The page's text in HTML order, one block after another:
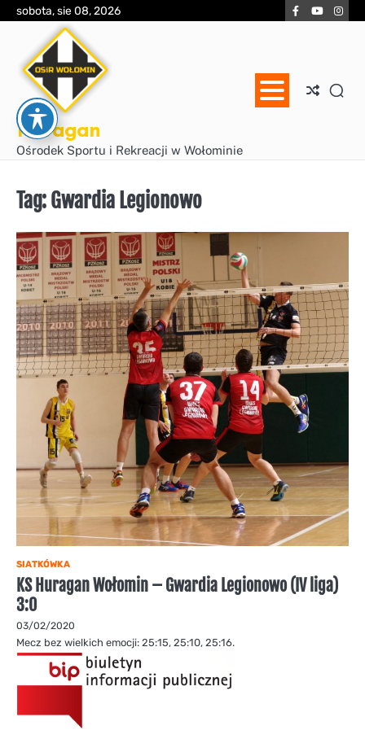
Skip
content
sobota, sie 08, 2026 Facebook
YouTube
Huragan
Ośrodek Sportu i Rekreacji w Wołominie
Tag:Gwardia Legionowo
SIATKÓWKA
KS Huragan Wołomin – Gwardia Legionowo (IV liga)
3:0
03/02/2020
Mecz bez wielkich emocji: 25:15, 25:10, 25:16.